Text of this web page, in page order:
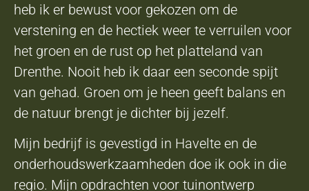
heb ik er bewust voor gekozen om de
verstening en de hectiek weer te verruilen voor
het groen en de rust op het platteland van
Drenthe. Nooit heb ik daar een seconde spijt
van gehad. Groen om je heen geeft balans en
de natuur brengt je dichter bij jezelf.
Mijn bedrijf is gevestigd in Havelte en de
onderhoudswerkzaamheden doe ik ook in die
regio. Mijn opdrachten voor tuinontwerp